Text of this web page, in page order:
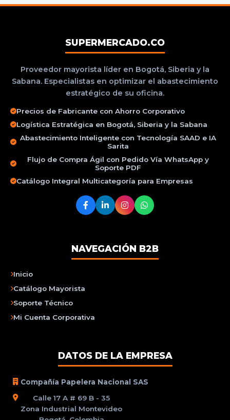
SUPERMERCADO.CO
Proveedor mayorista líder en Bogotá, Siberia y la
Sabana. Especialistas en optimizar el abastecimiento
estratégico de su oficina.
Precios de Fabricante con Ahorro Corporativo
Logística Estratégica en Bogotá, Siberia y la Sabana
Abastecimiento Inteligente con Tecnología SAAD e IA
Sarita
Flujo de Compra Ágil con Pedido Vía WhatsApp y
Soporte PDF
Catálogo Integral Multicategoría para Empresas
NAVEGACIÓN B2B
Inicio
Catálogo Mayorista
Soporte Técnico
Mi Cuenta Corporativa
DATOS DE LA EMPRESA
Compañía Papelera Nacional SAS
Calle 17 A # 69 B - 35
Zona Industrial Montevideo